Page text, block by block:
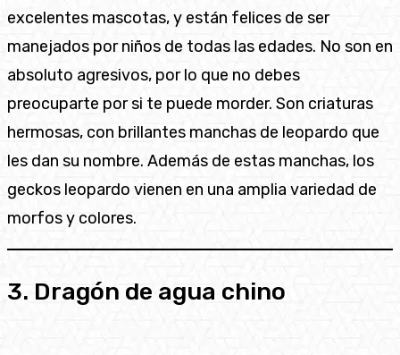
excelentes mascotas, y están felices de ser
manejados por niños de todas las edades. No son en
absoluto agresivos, por lo que no debes
preocuparte por si te puede morder. Son criaturas
hermosas, con brillantes manchas de leopardo que
les dan su nombre. Además de estas manchas, los
geckos leopardo vienen en una amplia variedad de
morfos y colores.
3. Dragón de agua chino